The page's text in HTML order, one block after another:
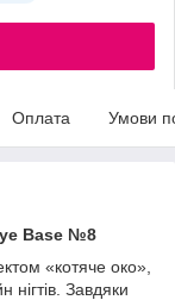
Оплата Умови
Base №8
«котяче око»,
Завдяки